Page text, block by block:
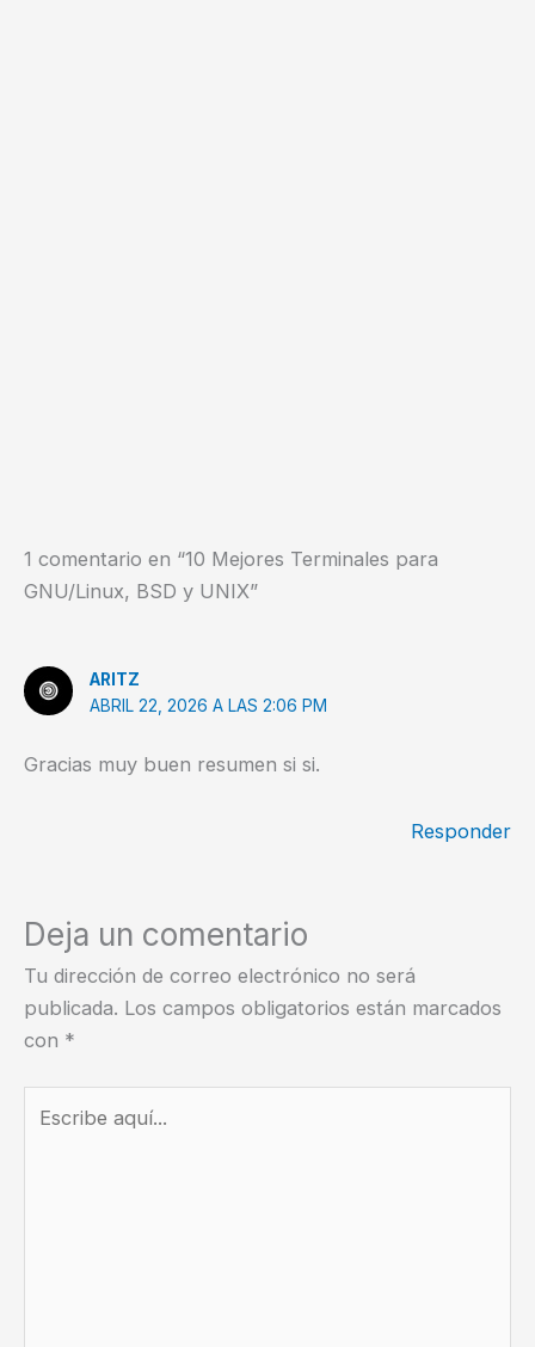
1 comentario en “10 Mejores Terminales para
GNU/Linux, BSD y UNIX”
ARITZ
ABRIL 22, 2026 A LAS 2:06 PM
Gracias muy buen resumen si si.
Responder
Deja un comentario
Tu dirección de correo electrónico no será
publicada. Los campos obligatorios están marcados
con *
aquí...